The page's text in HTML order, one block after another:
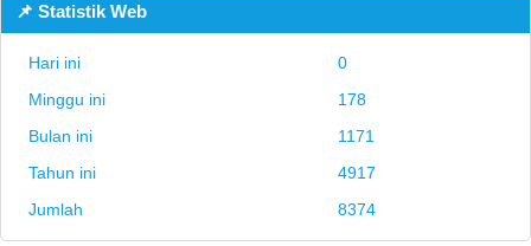
📌 Statistik Web
Hari ini
0
Minggu ini
178
Bulan ini
1171
Tahun ini
4917
Jumlah
8374